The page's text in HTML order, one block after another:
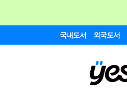
국내도서 외국도서